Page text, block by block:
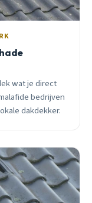
wat je direct
bedrijven
dakdekker.